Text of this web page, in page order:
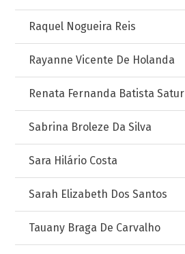
Raquel Nogueira Reis
Rayanne Vicente De Holanda
Renata Fernanda Batista
Sabrina Broleze Da Silva
Sara Hilário Costa
Sarah Elizabeth Dos Santos
Tauany Braga De Carvalho